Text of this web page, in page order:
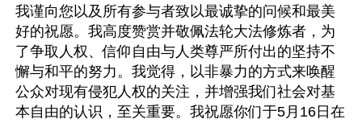
我谨向您以及所有参与者致以最诚挚的问候和最美
好的祝愿。我高度赞赏并敬佩法轮大法修炼者，为
了争取人权、信仰自由与人类尊严所付出的坚持不
懈与和平的努力。我觉得，以非暴力的方式来唤醒
公众对现有侵犯人权的关注，并增强我们社会对基
本自由的认识，至关重要。我祝愿你们于5月16日在